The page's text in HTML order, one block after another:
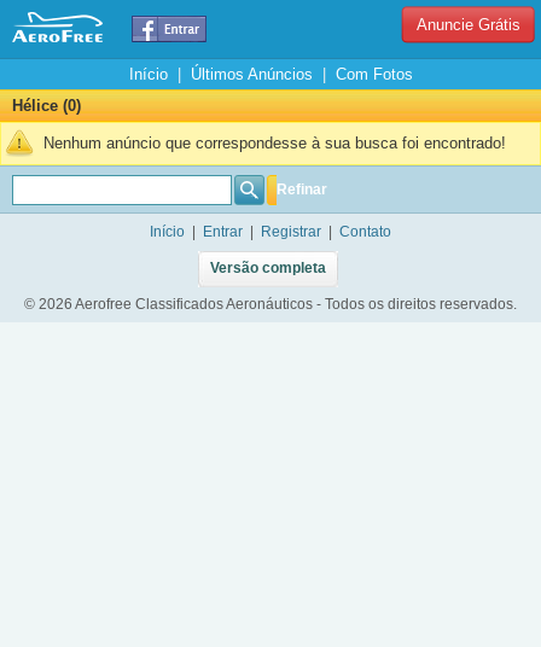
Anuncie Grátis
Início| Últimos Anúncios
Com Fotos
Hélice (0)
Nenhum anúncio que correspondesse à sua busca foi encontrado!
Refinar
Início Entrar Registrar Contato
Versão completa
© 2026 Aerofree Classificados Aeronáuticos - Todos os direitos reservados.